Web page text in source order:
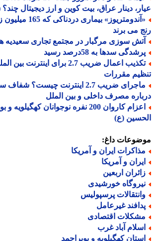
دینار عراق، بیت کوین و ارز دیجیتال چند؟
«آندومتریوز» بیماری
می برند
سوزی مرگبار در مجتمع تجاری سعیدیه
سدها به 58درصد رسید
تکذیب اعمال ضریب 2.7 برای اینترنت
مقررات
ماجرای ضریب 2.7 اینترنت چیست؟ شفاف
مصرف داخلی و بین الملل
اعزام کاروان 200 نفره نوجوانان
(ع)
داغ:
ایران و آمریکا
و آمریکا
اربعین
خورشیدی
پرسپولیس
غیرعامل
اقتصادی
آباد غرب
کهگیلویه و بویراحمد